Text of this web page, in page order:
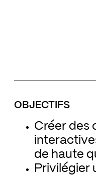
OBJECTIFS
Créer des
de haute
Privilégier